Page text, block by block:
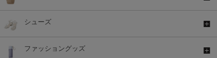
シューズ
ファッショングッズ